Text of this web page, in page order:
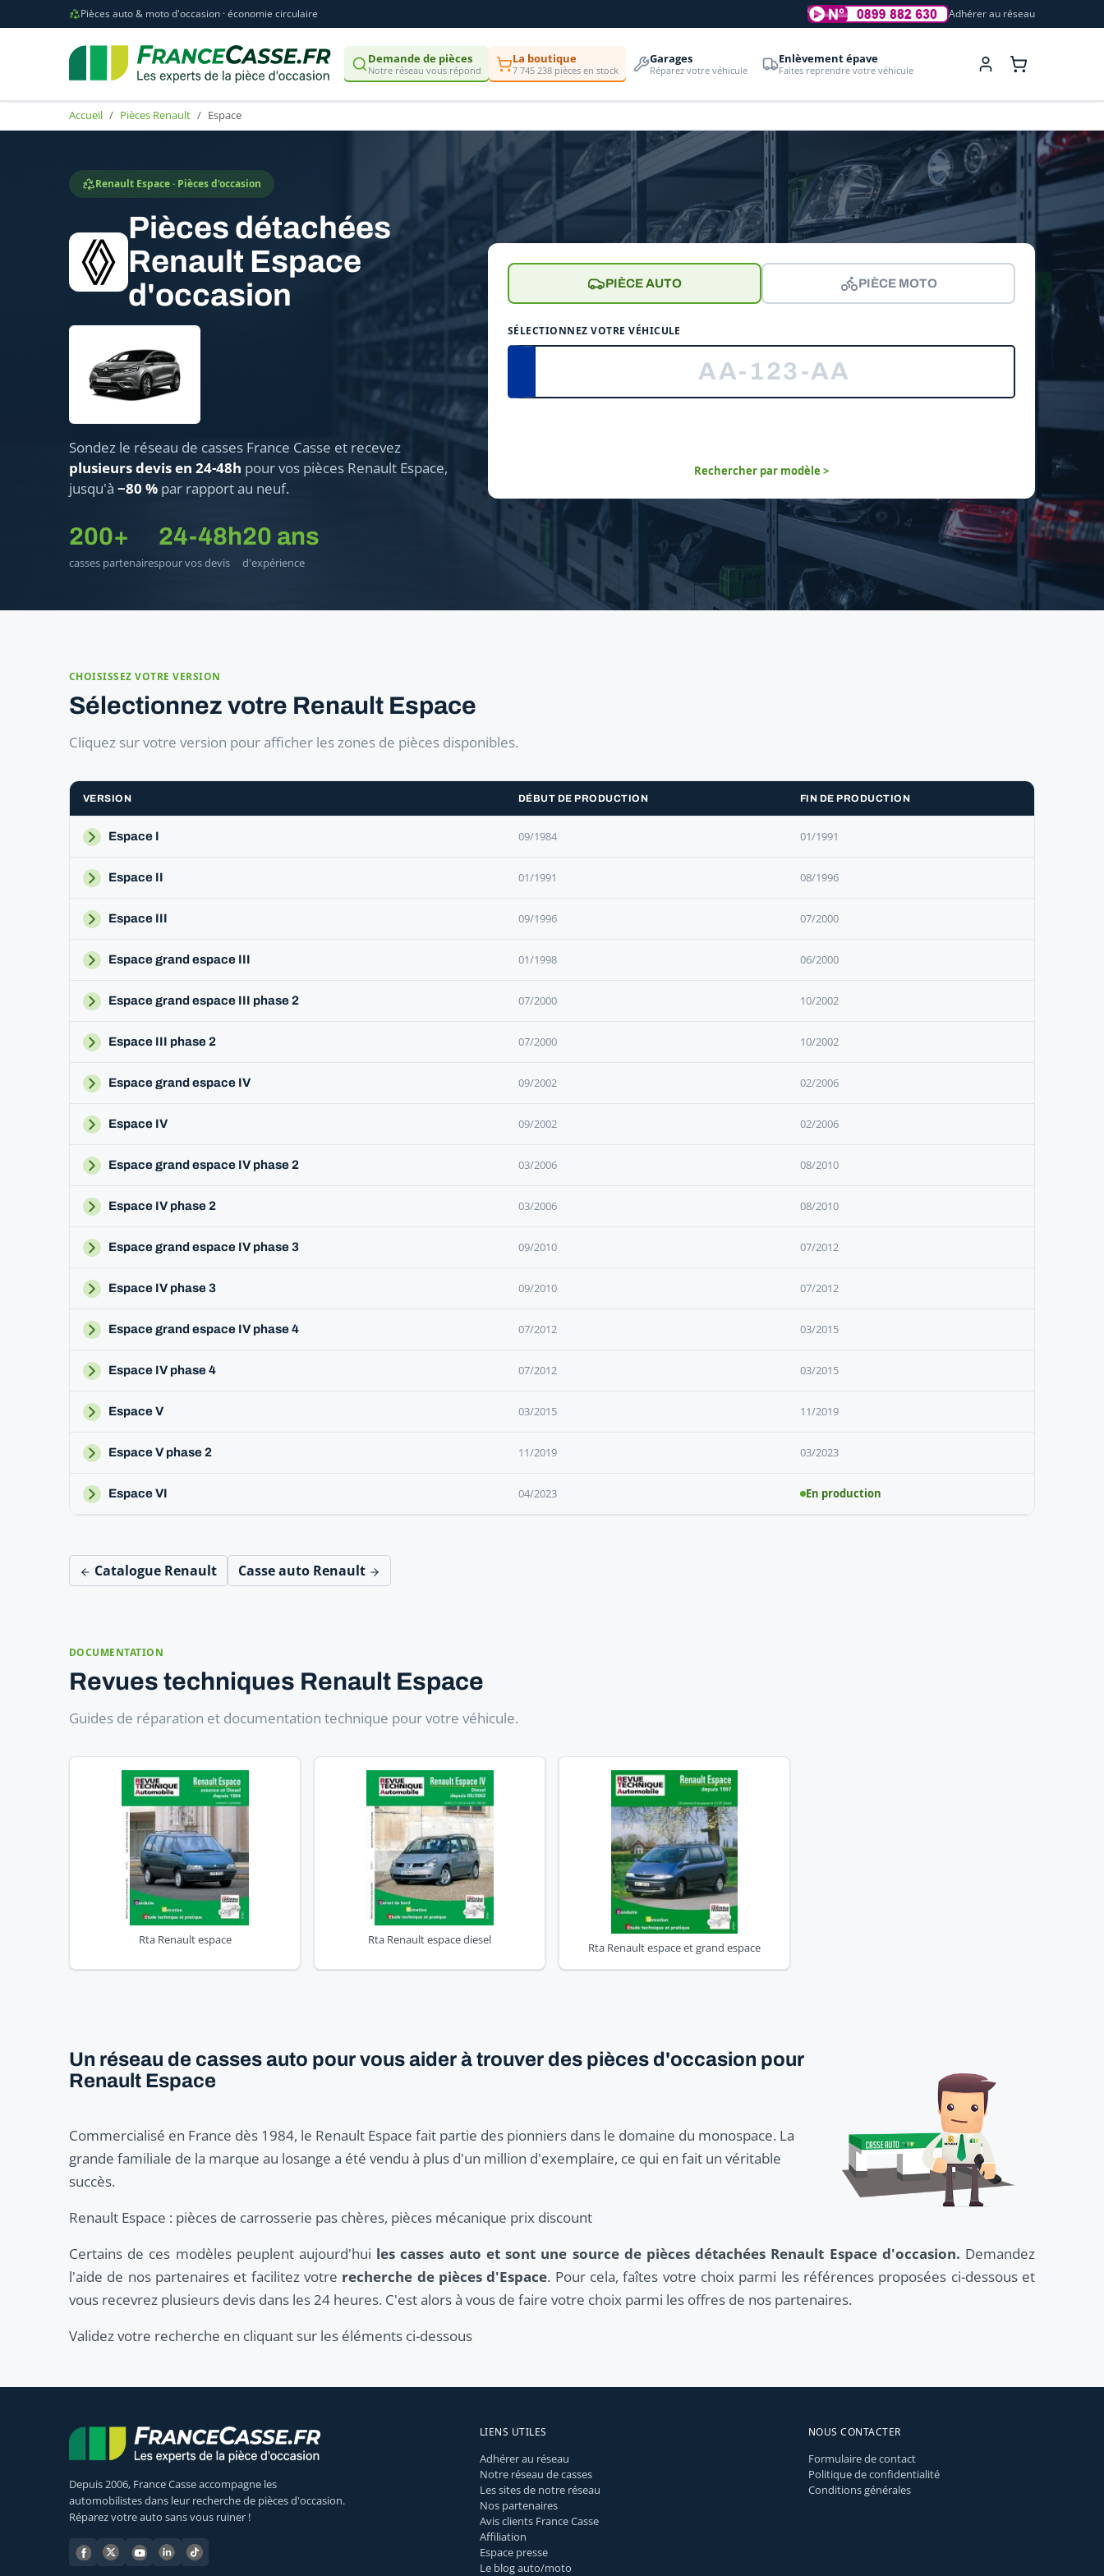
Pièces auto & moto d'occasion · économie circulaire Adhérer au réseau
Demande de pièces
Notre réseau vous répond
La boutique
7 745 238 pièces en stock
Garages
Réparez votre véhicule
Enlèvement épave
Faites reprendre votre véhicule
Accueil Pièces Renault Espace
Renault Espace · Pièces d'occasion
Pièces détachées
Renault Espace
d'occasion
Sondez le réseau de casses France Casse et recevez
plusieurs devis en 24-48h pour vos pièces Renault Espace,
jusqu'à −80 % par rapport au neuf.
200+
casses partenaires
24-48h
pour vos devis
20 ans
d'expérience
PIÈCE AUTO PIÈCE MOTO
SÉLECTIONNEZ VOTRE VÉHICULE
Rechercher par modèle >
CHOISISSEZ VOTRE VERSION
Sélectionnez votre Renault Espace
Cliquez sur votre version pour afficher les zones de pièces disponibles.
VERSION DÉBUT DE PRODUCTION FIN DE PRODUCTION
Espace I 09/1984 01/1991
Espace II 01/1991 08/1996
Espace III 09/1996 07/2000
Espace grand espace III 01/1998 06/2000
Espace grand espace III phase 2 07/2000 10/2002
Espace III phase 2 07/2000 10/2002
Espace grand espace IV 09/2002 02/2006
Espace IV 09/2002 02/2006
Espace grand espace IV phase 2 03/2006 08/2010
Espace IV phase 2 03/2006 08/2010
Espace grand espace IV phase 3 09/2010 07/2012
Espace IV phase 3 09/2010 07/2012
Espace grand espace IV phase 4 07/2012 03/2015
Espace IV phase 4 07/2012 03/2015
Espace V 03/2015 11/2019
Espace V phase 2 11/2019 03/2023
Espace VI 04/2023 En production
Catalogue Renault Casse auto Renault
DOCUMENTATION
Revues techniques Renault Espace
Guides de réparation et documentation technique pour votre véhicule.
Rta Renault espace Rta Renault espace diesel
Rta Renault espace et grand espace
Un réseau de casses auto pour vous aider à trouver des pièces d'occasion pour
Renault Espace
Commercialisé en France dès 1984, le Renault Espace fait partie des pionniers dans le domaine du monospace. La
grande familiale de la marque au losange a été vendu à plus d'un million d'exemplaire, ce qui en fait un véritable
succès.
Renault Espace : pièces de carrosserie pas chères, pièces mécanique prix discount
Certains de ces modèles peuplent aujourd'hui les casses auto et sont une source de pièces détachées Renault Espace d'occasion. Demandez
l'aide de nos partenaires et facilitez votre recherche de pièces d'Espace. Pour cela, faîtes votre choix parmi les références proposées ci-dessous et
vous recevrez plusieurs devis dans les 24 heures. C'est alors à vous de faire votre choix parmi les offres de nos partenaires.
Validez votre recherche en cliquant sur les éléments ci-dessous
Depuis 2006, France Casse accompagne les
automobilistes dans leur recherche de pièces d'occasion.
Réparez votre auto sans vous ruiner !
LIENS UTILES
Adhérer au réseau
Notre réseau de casses
Les sites de notre réseau
Nos partenaires
Avis clients France Casse
Affiliation
Espace presse
Le blog auto/moto
NOUS CONTACTER
Formulaire de contact
Politique de confidentialité
Conditions générales